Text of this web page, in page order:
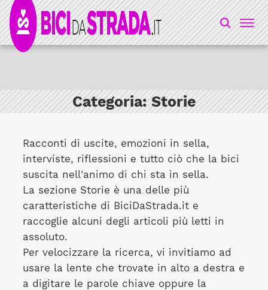
Categoria:Storie
Racconti di uscite, emozioni in sella,
interviste, riflessioni e tutto ciò che la bici
suscita nell'animo di chi sta in sella.
La sezione Storie è una delle più
caratteristiche di BiciDaStrada.it e
raccoglie alcuni degli articoli più letti in
assoluto.
Per velocizzare la ricerca, vi invitiamo ad
usare la lente che trovate in alto a destra e
a digitare le parole chiave oppure la